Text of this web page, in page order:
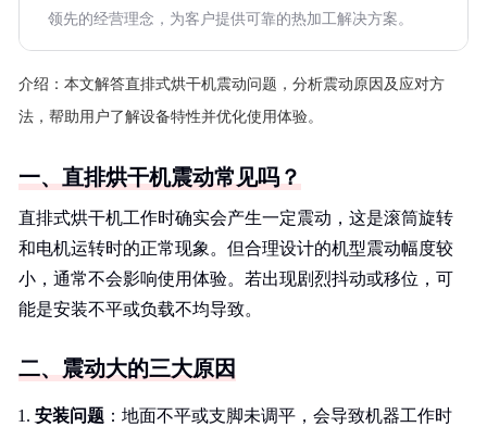
领先的经营理念，为客户提供可靠的热加工解决方案。
介绍： 本文解答直排式烘干机震动问题，分析震动原因及应对方
法，帮助用户了解设备特性并优化使用体验。
一、直排烘干机震动常见吗？
直排式烘干机工作时确实会产生一定震动，这是滚筒旋转
和电机运转时的正常现象。但合理设计的机型震动幅度较
小，通常不会影响使用体验。若出现剧烈抖动或移位，可
能是安装不平或负载不均导致。
二、震动大的三大原因
安装问题 ：地面不平或支脚未调平，会导致机器工作时